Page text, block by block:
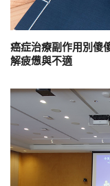
癌症治療副作用別傻
解疲憊與不適